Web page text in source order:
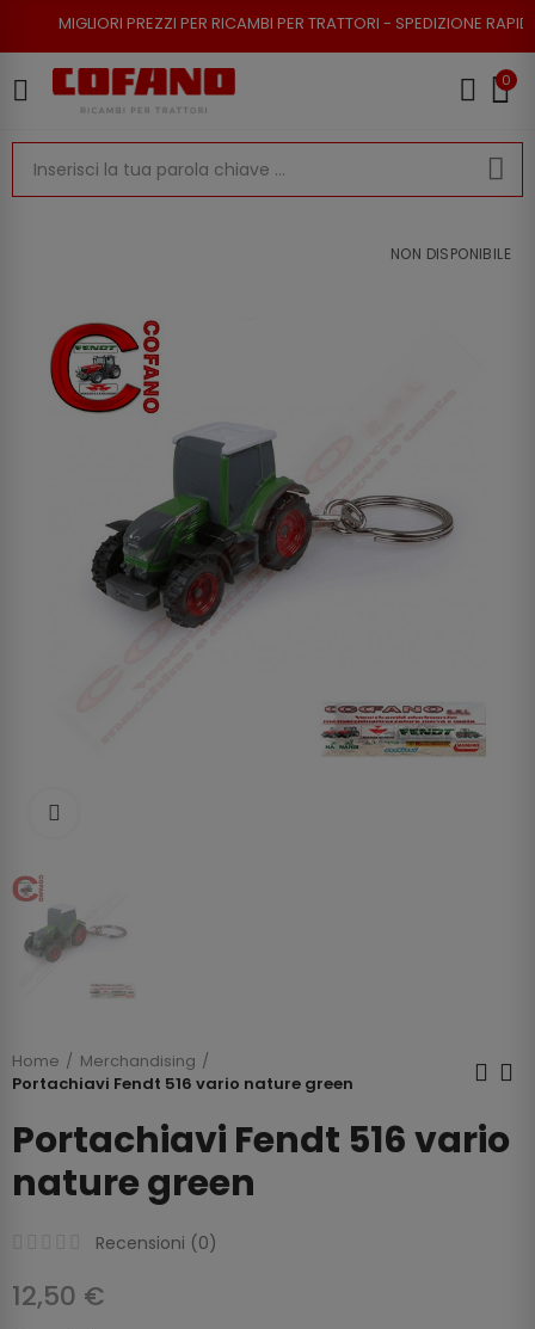
PREZZI PER RICAMBI PER TRATTORI - SPEDIZIONE RAPIDA - RESO
0
NON DISPONIBILE
Home
Merchandising
Portachiavi Fendt 516 vario nature green
Portachiavi Fendt 516 vario
nature green
Recensioni (0)
12,50 €